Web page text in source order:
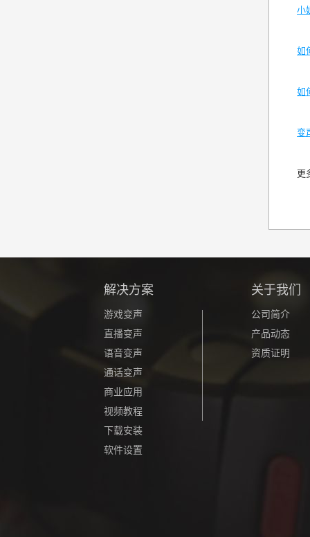
小
如
如
变
更
解决方案
游戏变声
直播变声
语音变声
通话变声
商业应用
视频教程
下载安装
软件设置
关于我们
公司简介
产品动态
资质证明